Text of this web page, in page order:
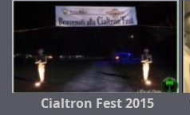
Cialtron Fest 2015